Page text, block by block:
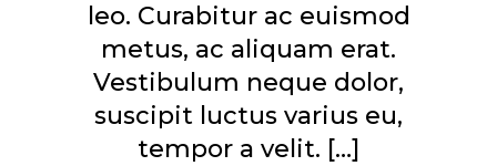
leo. Curabitur ac euismod
metus, ac aliquam erat.
Vestibulum neque dolor,
suscipit luctus varius eu,
tempor a velit. […]